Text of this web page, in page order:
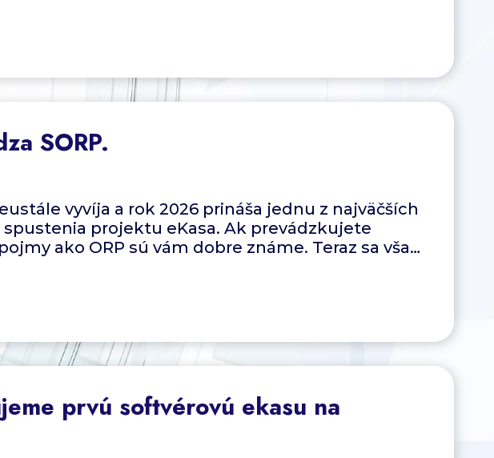
SORP.
vyvíja a rok 2026 prináša jednu z najväčších
projektu eKasa. Ak prevádzkujete
ako ORP sú vám dobre známe. Teraz sa však
prvú softvérovú ekasu na